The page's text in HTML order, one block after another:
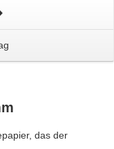
das der